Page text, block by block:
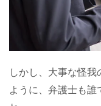
しかし、大事な怪
ように、弁護士も誰